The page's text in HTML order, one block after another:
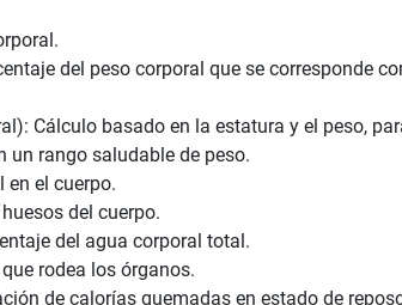
del peso corporal que se corresponde
Cálculo basado en la estatura y el peso,
un rango saludable de peso.
el cuerpo.
del cuerpo.
del agua corporal total.
rodea los órganos.
de calorías quemadas en estado de